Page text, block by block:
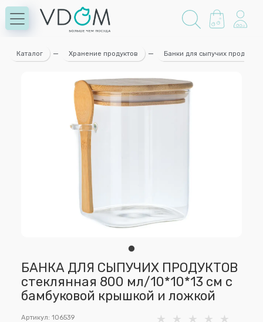
Каталог — Хранение продуктов — Банки для сыпучих продуктов
БАНКА ДЛЯ СЫПУЧИХ ПРОДУКТОВ
стеклянная 800 мл/10*10*13 см с
бамбуковой крышкой и ложкой
Артикул: 106539